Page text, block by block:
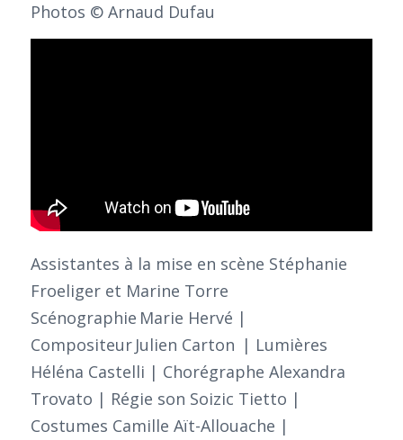
Photos © Arnaud Dufau
Assistantes à la mise en scène Stéphanie
Froeliger et Marine Torre
Scénographie Marie Hervé |
Compositeur Julien Carton | Lumières
Héléna Castelli | Chorégraphe Alexandra
Trovato | Régie son Soizic Tietto |
Costumes Camille Aït-Allouache |